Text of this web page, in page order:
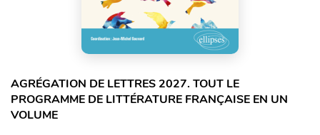
AGRÉGATION DE LETTRES 2027. TOUT LE
PROGRAMME DE LITTÉRATURE FRANÇAISE EN UN
VOLUME